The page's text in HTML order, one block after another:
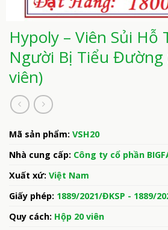
Hypoly – Viên Sủi Hỗ
Người Bị Tiểu Đường
viên)
Mã sản phẩm: VSH20
Nhà cung cấp: Công ty cổ phần
Xuất xứ: Việt Nam
Giấy phép: 1889/2021/ĐKSP - 1889/
Quy cách: Hộp 20 viên